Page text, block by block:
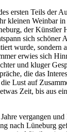
ersten Teils der
kleinen Weinbar
der Künstler
sich schöner
wurde, sondern
erwies sich
und kluger
die das
Lust auf
Zeit, bis aus
vergangen
nach Lüneburg